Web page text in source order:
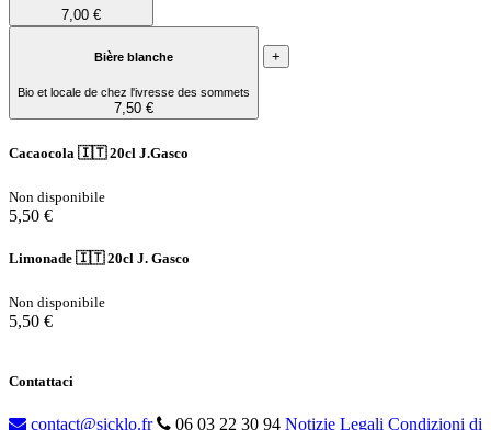
7,00 €
Bière blanche
Bio et locale de chez l'ivresse des sommets
7,50 €
+
Cacaocola 🇮🇹 20cl J.Gasco
Non disponibile
5,50 €
Limonade 🇮🇹 20cl J. Gasco
Non disponibile
5,50 €
Contattaci
contact@sicklo.fr 06 03 22 30 94 Notizie Legali Condizioni di